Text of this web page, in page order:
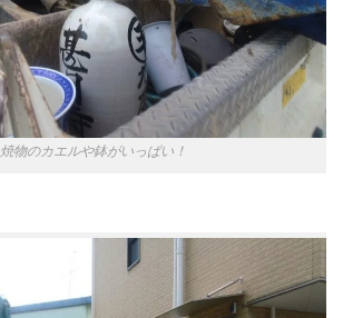
焼物のカエルや鉢がいっぱい！